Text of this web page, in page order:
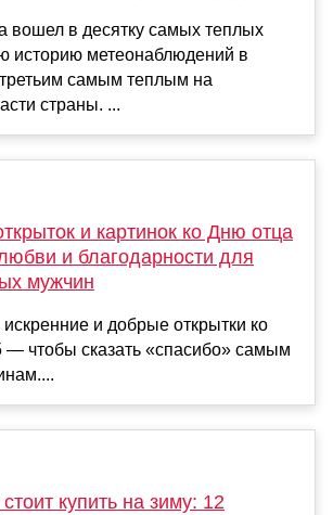
вошел в десятку самых теплых
историю метеонаблюдений в
самым теплым на
страны. ...
и картинок ко Дню отца
и благодарности для
мужчин
и добрые открытки ко
чтобы сказать «спасибо» самым
купить на зиму: 12